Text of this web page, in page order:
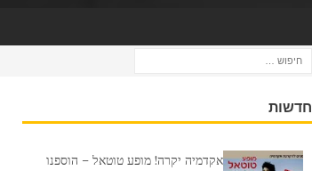
חדשות
אקדמיה יקרה! מופע טוטאל – הוספנו